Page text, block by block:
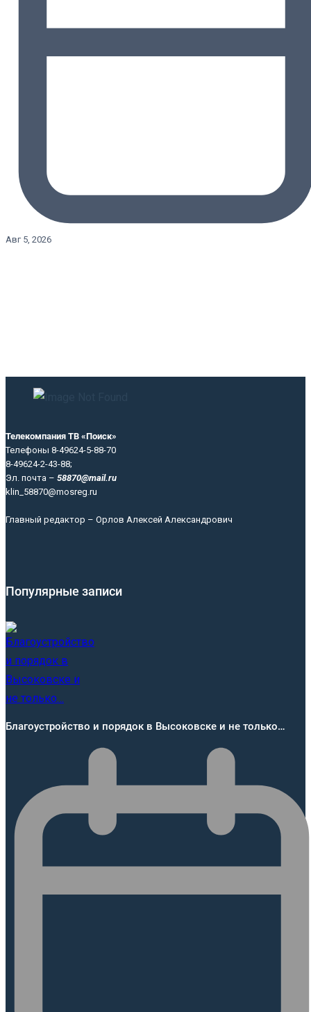
Авг 5, 2026
Телекомпания ТВ «Поиск»
Телефоны 8-49624-5-88-70
8-49624-2-43-88;
Эл. почта – 58870@mail.ru
klin_58870@mosreg.ru
Главный редактор – Орлов Алексей Александрович
Популярные записи
Благоустройство и порядок в Высоковске и не только…